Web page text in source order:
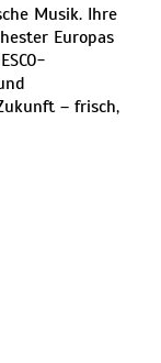
Musik. Ihre
Europas
– frisch,